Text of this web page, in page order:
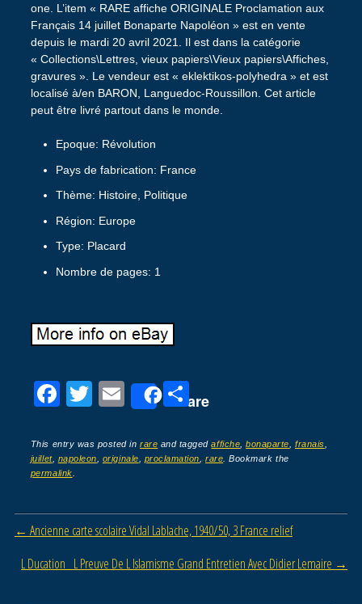
one. L’item « RARE affiche ORIGINALE Proclamation aux
Français 14 juillet Bonaparte Napoléon » est en vente
depuis le mardi 20 avril 2021. Il est dans la catégorie
« Collections\Lettres, vieux papiers\Vieux papiers\Affiches,
gravures ». Le vendeur est « eklektikos-polyhedra » et est
localisé à/en BARON, Languedoc-Roussillon. Cet article
peut être livré partout dans le monde.
Epoque: Révolution
Pays de fabrication: France
Thème: Histoire, Politique
Région: Europe
Type: Placard
Nombre de pages: 1
F
c
e
o
k
T
tt
er
E
ail
Share
P
ta
g
This entry was posted inrare and taggedaffiche ,bonaparte ,franais
juillet, napoleon originale proclamation ,rare . Bookmark the
permalink
Post navigation
← Ancienne carte scolaire Vidal Lablache, 1940/50, 3 France relief
L Ducation L Preuve De L Islamisme Grand Entretien Avec Didier Lemaire →